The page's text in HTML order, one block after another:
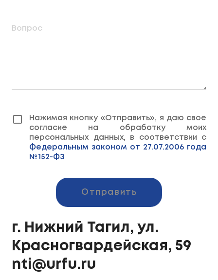
г. Нижний Тагил, ул.
Красногвардейская, 59
nti@urfu.ru
Вопрос
Нажимая кнопку «Отправить», я даю свое
согласие на обработку моих
персональных данных, в соответствии с
Федеральным законом от 27.07.2006 года
№152-ФЗ
Отправить